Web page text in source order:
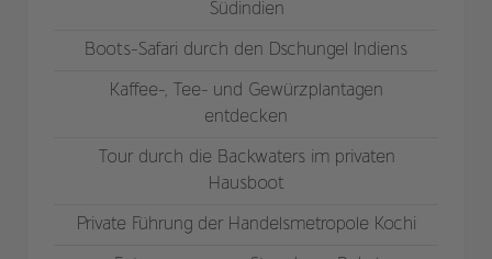
Südindien
Boots-Safari durch den Dschungel Indiens
Kaffee-, Tee- und Gewürzplantagen
entdecken
Tour durch die Backwaters im privaten
Hausboot
Private Führung der Handelsmetropole Kochi